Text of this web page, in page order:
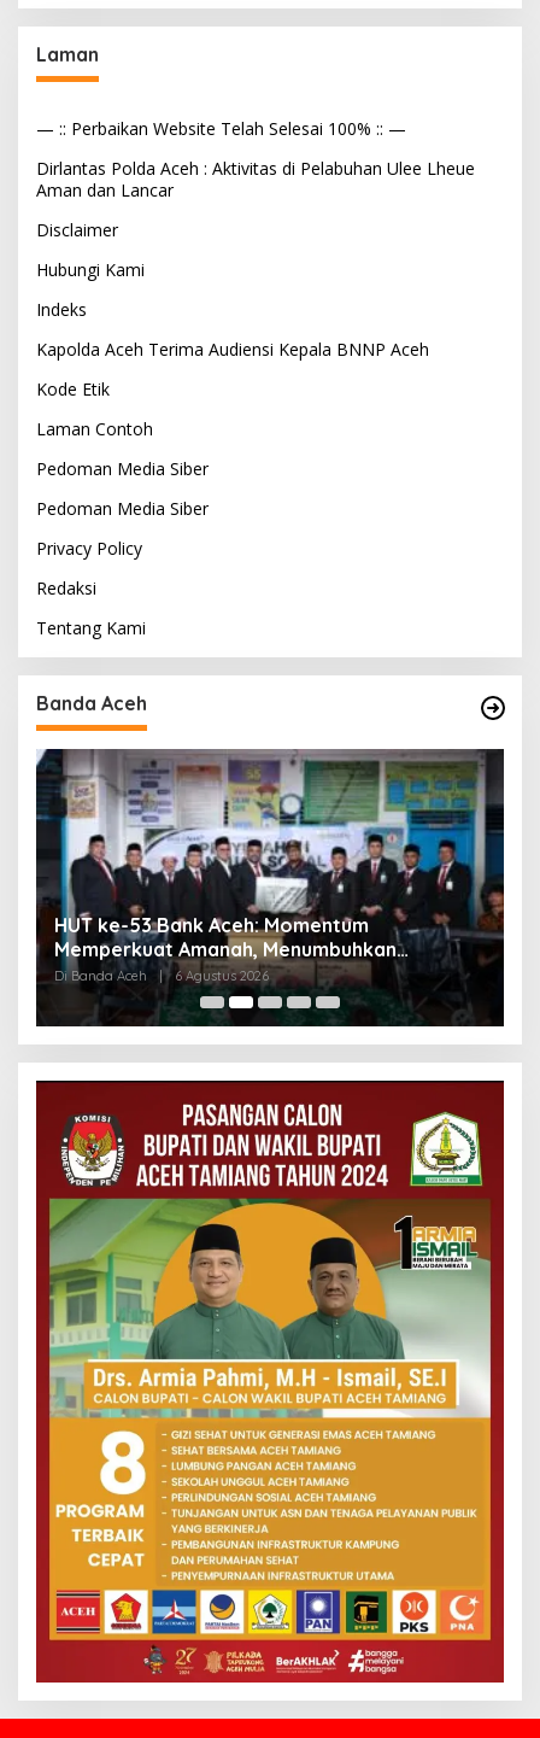
Laman
— :: Perbaikan Website Telah Selesai 100% :: —
Dirlantas Polda Aceh : Aktivitas di Pelabuhan Ulee Lheue
Aman dan Lancar
Disclaimer
Hubungi Kami
Indeks
Kapolda Aceh Terima Audiensi Kepala BNNP Aceh
Kode Etik
Laman Contoh
Pedoman Media Siber
Pedoman Media Siber
Privacy Policy
Redaksi
Tentang Kami
Banda Aceh
HUT ke-53 Bank Aceh: Momentum
Memperkuat Amanah, Menumbuhkan
Keberkahan Bagi Aceh
Di Banda Aceh | 6 Agustus 2026